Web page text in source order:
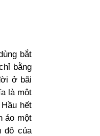
bắt
bằng
ở bãi
là một
hết
áo một
đô của